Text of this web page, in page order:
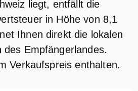
liegt, entfällt die
in Höhe von 8,1
Ihnen direkt die lokalen
des Empfängerlandes.
Verkaufspreis enthalten.